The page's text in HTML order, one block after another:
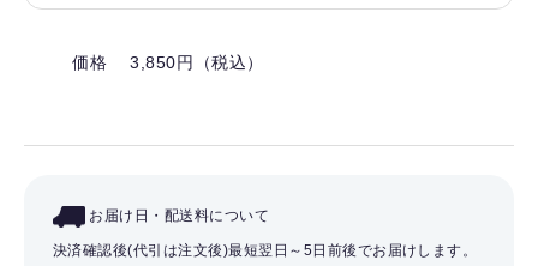
価格 3,850円（税込）
お届け日・配送料について
決済確認後(代引は注文後)最短翌日～5日前後でお届けします。